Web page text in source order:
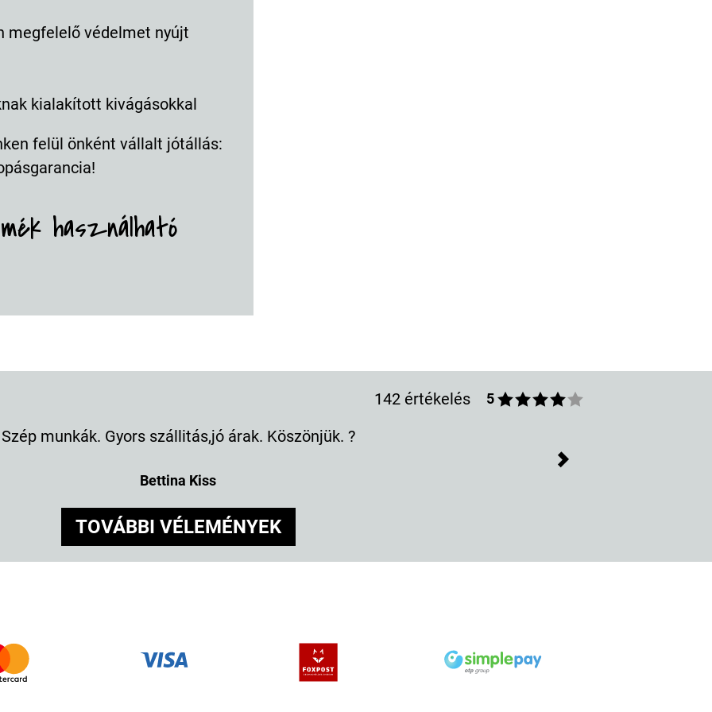
megfelelő védelmet nyújt
kialakított kivágásokkal
felül önként vállalt jótállás:
használható
142 értékelés 5
Szép munkák. Gyors szállitás,jó árak. Köszönjük. ?
Bettina Kiss
Next
TOVÁBBI VÉLEMÉNYEK